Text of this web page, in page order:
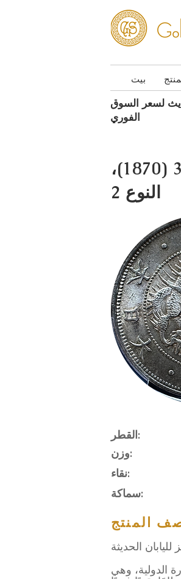
بيت
لسعر السوق
الفوري
عملة فضية قديمة بقيمة 1 ين، ميجي 3 (1870)، ين تنين فضي، ميجي 3 (1870)،
النوع 2
القطر:
وزن:
نقاء:
سماكة:
المنتج
على التجارة الدولية، وهي